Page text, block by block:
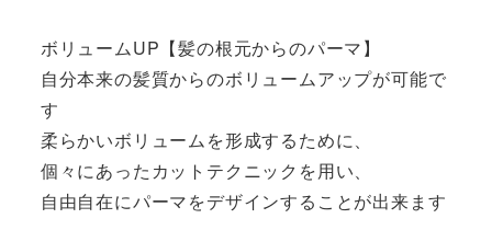
ボリュームUP【髪の根元からのパーマ】
自分本来の髪質からのボリュームアップが可能で
す
柔らかいボリュームを形成するために、
個々にあったカットテクニックを用い、
自由自在にパーマをデザインすることが出来ます